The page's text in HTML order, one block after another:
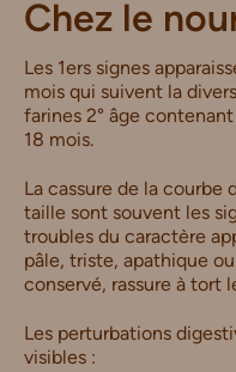
Chez le
Les 1ers signes
mois qui suivent la
farines 2° âge
18 mois.
La cassure de la courbe
taille sont souvent les
troubles du caractère
pâle, triste, apathique
conservé, rassure à tort
Les perturbations
visibles :